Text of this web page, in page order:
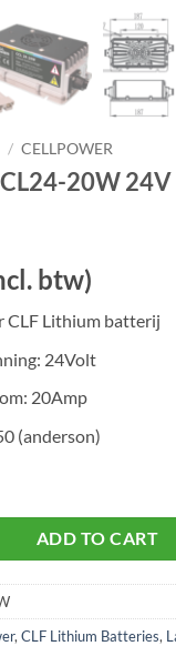
/ CELLPOWER
20W
btw)
CLF Lithium batterij
24Volt
20Amp
(anderson)
ADD TO CART
, CLF Lithium Batteries,